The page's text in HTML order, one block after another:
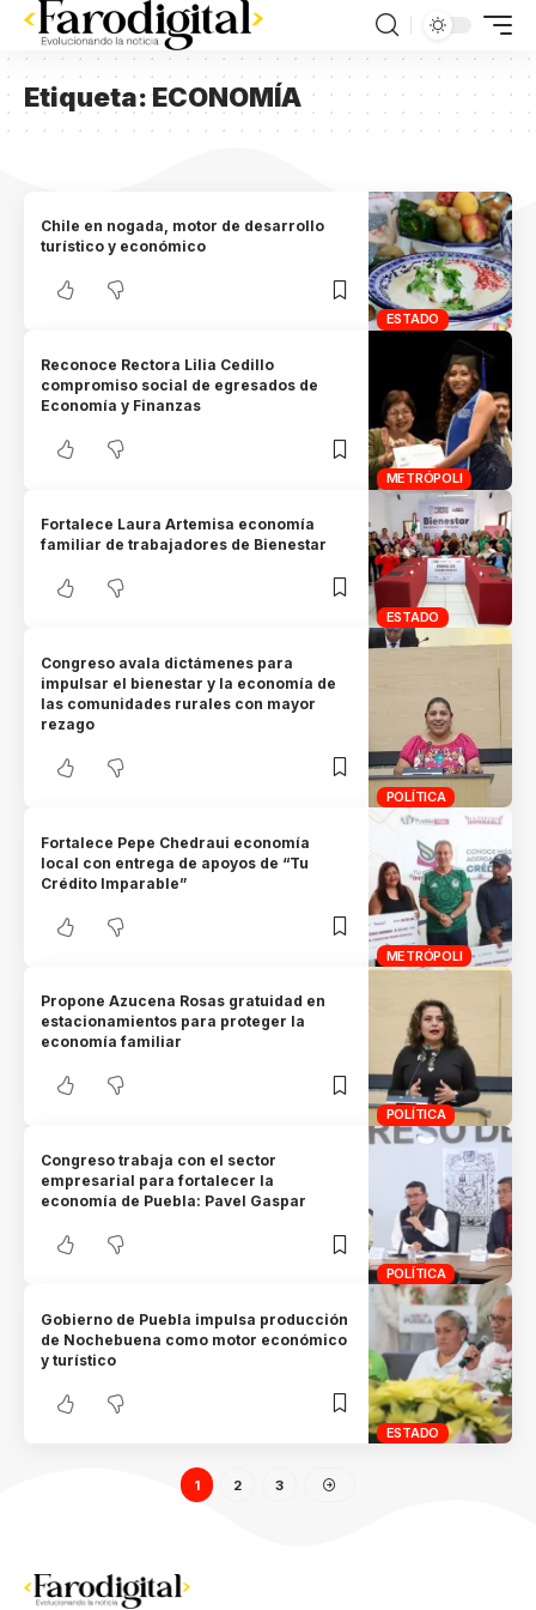
Etiqueta:ECONOMÍA
ESTADO
Chile en nogada, motor de desarrollo
turístico y económico
METRÓPOLI
Reconoce Rectora Lilia Cedillo
compromiso social de egresados de
Economía y Finanzas
ESTADO
Fortalece Laura Artemisa economía
familiar de trabajadores de Bienestar
POLÍTICA
Congreso avala dictámenes para
impulsar el bienestar y la economía de
las comunidades rurales con mayor
rezago
METRÓPOLI
Fortalece Pepe Chedraui economía
local con entrega de apoyos de “Tu
Crédito Imparable”
POLÍTICA
Propone Azucena Rosas gratuidad en
estacionamientos para proteger la
economía familiar
POLÍTICA
Congreso trabaja con el sector
empresarial para fortalecer la
economía de Puebla: Pavel Gaspar
ESTADO
Gobierno de Puebla impulsa producción
de Nochebuena como motor económico
y turístico
1 2 3